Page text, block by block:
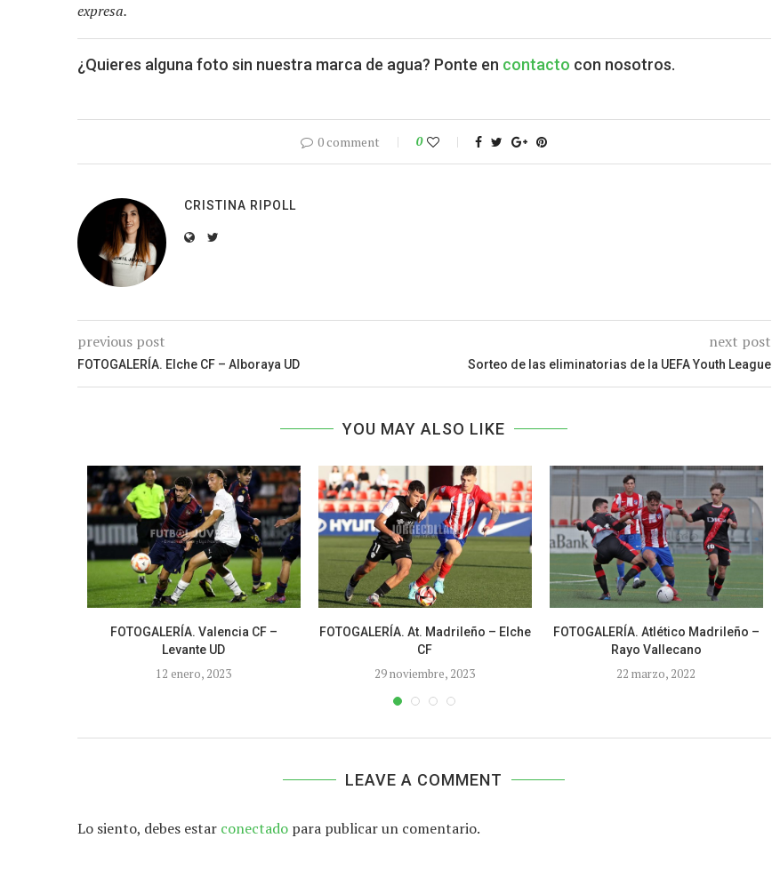
expresa.
¿Quieres alguna foto sin nuestra marca de agua? Ponte en contacto con nosotros.
0 comment 0
CRISTINA RIPOLL
previous post
FOTOGALERÍA. Elche CF – Alboraya UD
next post
Sorteo de las eliminatorias de la UEFA Youth League
YOU MAY ALSO LIKE
FOTOGALERÍA. Valencia CF –
Levante UD
12 enero, 2023
FOTOGALERÍA. At. Madrileño – Elche
CF
29 noviembre, 2023
FOTOGALERÍA. Atlético Madrileño –
Rayo Vallecano
22 marzo, 2022
LEAVE A COMMENT
Lo siento, debes estar conectado para publicar un comentario.